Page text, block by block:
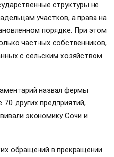
структуры не
участков, а права на
порядке. При этом
частных собственников,
с сельским хозяйством
назвал фермы
70 других предприятий,
экономику Сочи и
обращений в прекращении